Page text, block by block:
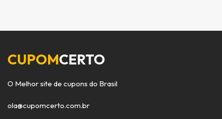
CUPOMCERTO
O Melhor site de cupons do Brasil
ola@cupomcerto.com.br